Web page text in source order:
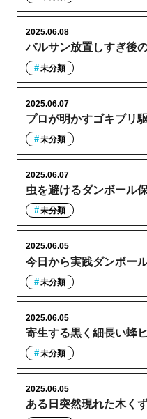
バルサン放置しすぎ後
2025.06.08
未分類
プロが明かすゴキブリ
2025.06.07
未分類
虫を避けるダンボール
2025.06.07
未分類
今日から実践ダンボー
2025.06.05
未分類
寄生する黒く細長い蜂
2025.06.05
未分類
ある日突然現れた木く
2025.06.05